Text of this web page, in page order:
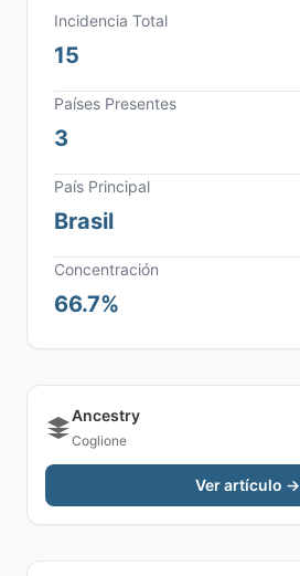
Incidencia Total
15
Países Presentes
3
País Principal
Brasil
Concentración
66.7%
Ancestry
Coglione
Ver artículo →